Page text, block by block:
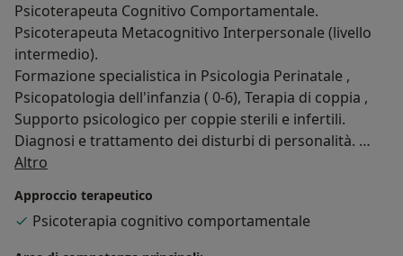
Psicoterapeuta Cognitivo Comportamentale.
Psicoterapeuta Metacognitivo Interpersonale (livello
intermedio).
Formazione specialistica in Psicologia Perinatale ,
Psicopatologia dell'infanzia ( 0-6), Terapia di coppia ,
Supporto psicologico per coppie sterili e infertili.
Diagnosi e trattamento dei disturbi di personalità.
Diagnosi e trattamento del disturbo ossessivo (doc) e
Percorsi di gestione dell'ansia e dello stress basati
sulla Mindfulness.
Altro
Approccio terapeutico
Psicoterapia cognitivo comportamentale